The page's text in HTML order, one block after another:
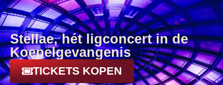
Stellae, hét ligconcert in de
Koepelgevangenis
TICKETS KOPEN